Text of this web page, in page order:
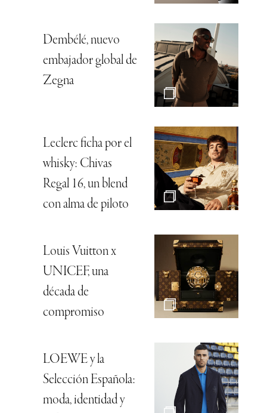
Dembélé, nuevo
embajador global de
Zegna
Leclerc ficha por el
whisky: Chivas
Regal 16, un blend
con alma de piloto
Louis Vuitton x
UNICEF, una
década de
compromiso
LOEWE y la
Selección Española:
moda, identidad y